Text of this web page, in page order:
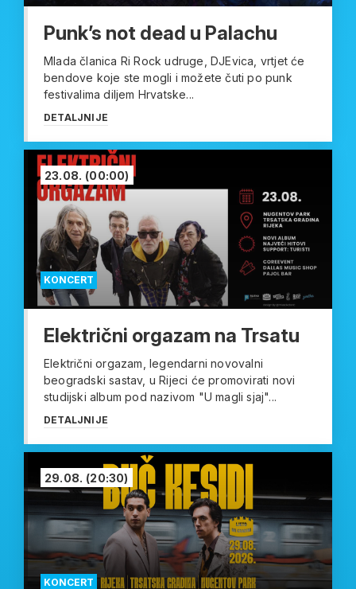
Punk’s not dead u Palachu
Mlada članica Ri Rock udruge, DJEvica, vrtjet će
bendove koje ste mogli i možete čuti po punk
festivalima diljem Hrvatske...
DETALJNIJE
KONCERT
23.08. (00:00)
Električni orgazam na Trsatu
Električni orgazam, legendarni novovalni
beogradski sastav, u Rijeci će promovirati novi
studijski album pod nazivom "U magli sjaj"...
DETALJNIJE
KONCERT
29.08. (20:30)